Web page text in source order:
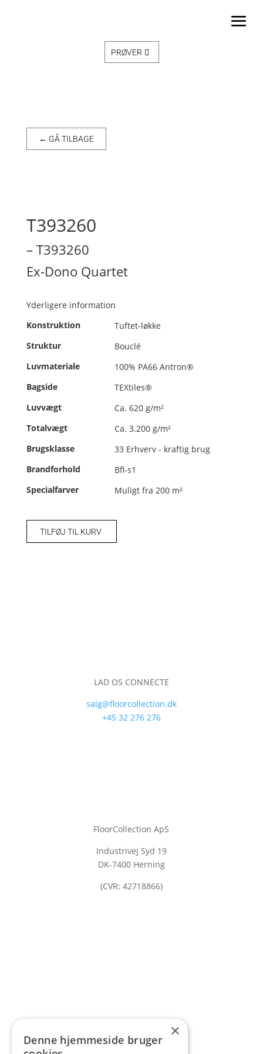
PRØVER
← GÅ TILBAGE
T393260
– T393260
Ex-Dono Quartet
Yderligere information
Konstruktion
Tuftet-løkke
Struktur
Bouclé
Luvmateriale
100% PA66 Antron®
Bagside
TEXtiles®
Luvvægt
Ca. 620 g/m²
Totalvægt
Ca. 3.200 g/m²
Brugsklasse
33 Erhverv - kraftig brug
Brandforhold
Bfl-s1
Specialfarver
Muligt fra 200 m²
TILFØJ TIL KURV
LAD OS CONNECTE
salg@floorcollection.dk
+45 32 276 276
FloorCollection ApS
Industrivej Syd 19
DK-7400 Herning
(CVR: 42718866)
×
Denne hjemmeside bruger